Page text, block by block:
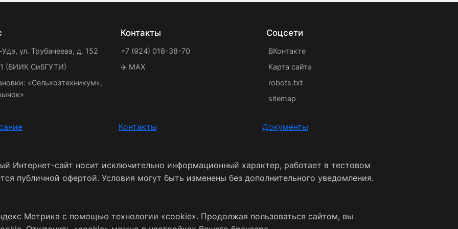
Удэ, ул. Трубачеева, д. 152
(БИИК СибГУТИ)
«Сельхозтехникум»,
Контакты
+7 (924) 018-38-70
✈️ MAX
Соцсети
ВКонтакте
Карта сайта
robots.txt
sitemap
Контакты Документы
Интернет-сайт носит исключительно информационный характер, работает в тестовом
публичной офертой. Условия могут быть изменены без дополнительного уведомления.
Метрика с помощью технологии «cookie». Продолжая пользоваться сайтом, вы